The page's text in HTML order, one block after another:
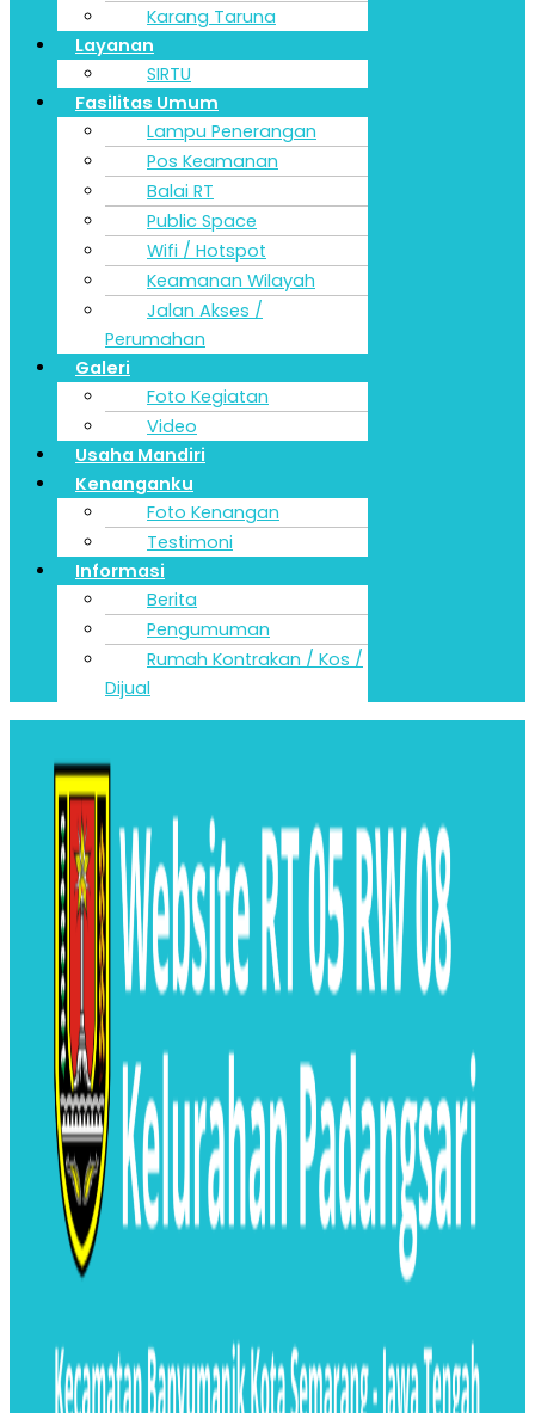
Karang Taruna
Layanan
SIRTU
Fasilitas Umum
Lampu Penerangan
Pos Keamanan
Balai RT
Public Space
Wifi / Hotspot
Keamanan Wilayah
Jalan Akses /
Perumahan
Galeri
Foto Kegiatan
Video
Usaha Mandiri
Kenanganku
Foto Kenangan
Testimoni
Informasi
Berita
Pengumuman
Rumah Kontrakan / Kos /
Dijual